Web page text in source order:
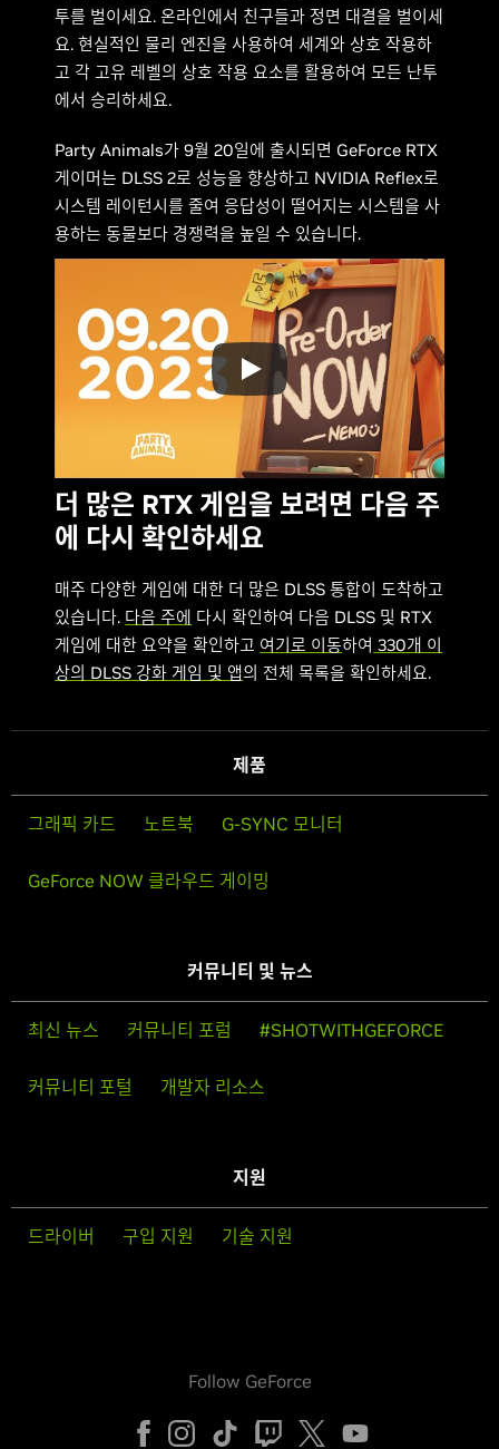
투를 벌이세요. 온라인에서 친구들과 정면 대결을 벌이세
요. 현실적인 물리 엔진을 사용하여 세계와 상호 작용하
고 각 고유 레벨의 상호 작용 요소를 활용하여 모든 난투
에서 승리하세요.
Party Animals가 9월 20일에 출시되면 GeForce RTX
게이머는 DLSS 2로 성능을 향상하고 NVIDIA Reflex로
시스템 레이턴시를 줄여 응답성이 떨어지는 시스템을 사
용하는 동물보다 경쟁력을 높일 수 있습니다.
더 많은 RTX 게임을 보려면 다음 주
에 다시 확인하세요
매주 다양한 게임에 대한 더 많은 DLSS 통합이 도착하고
있습니다. 다음 주에 다시 확인하여 다음 DLSS 및 RTX
게임에 대한 요약을 확인하고 여기로 이동하여 330개 이
상의 DLSS 강화 게임 및 앱의 전체 목록을 확인하세요.
제품
그래픽 카드 노트북 G-SYNC 모니터
GeForce NOW 클라우드 게이밍
커뮤니티 및 뉴스
최신 뉴스 커뮤니티 포럼 #SHOTWITHGEFORCE
커뮤니티 포털 개발자 리소스
지원
드라이버 구입 지원 기술 지원
Follow GeForce